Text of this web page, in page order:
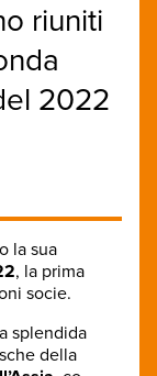
riuniti
2022
la sua
, la prima
socie.
splendida
della